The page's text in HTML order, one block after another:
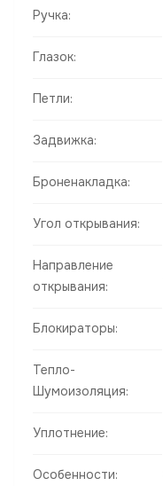
Ручка:
Глазок:
Петли:
Задвижка:
Броненакладка:
Угол открывания:
Направление
открывания:
Блокираторы:
Тепло-
Шумоизоляция:
Уплотнение:
Особенности: